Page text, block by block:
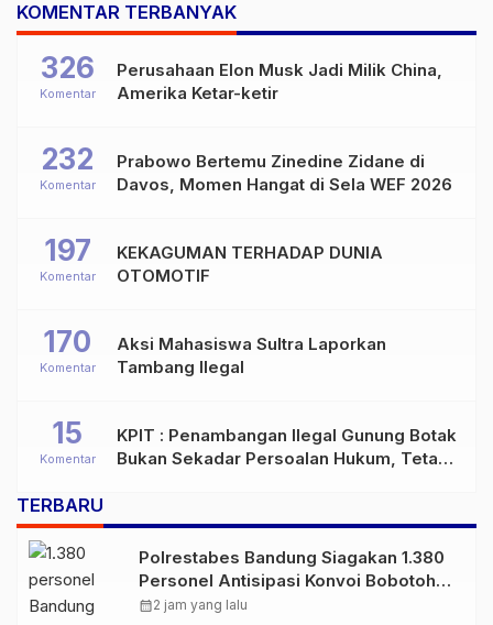
KOMENTAR TERBANYAK
Perusahaan Elon Musk Jadi Milik China,
Amerika Ketar-ketir
326
Komentar
Prabowo Bertemu Zinedine Zidane di
Davos, Momen Hangat di Sela WEF 2026
232
Komentar
KEKAGUMAN TERHADAP DUNIA
OTOMOTIF
197
Komentar
Aksi Mahasiswa Sultra Laporkan
Tambang Ilegal
170
Komentar
KPIT : Penambangan Ilegal Gunung Botak
Bukan Sekadar Persoalan Hukum, Tetapi
15
Komentar
TERBARU
Polrestabes Bandung Siagakan 1.380
Personel Antisipasi Konvoi Bobotoh
Usai Final Piala Presiden
calendar_month2 jam yang lalu